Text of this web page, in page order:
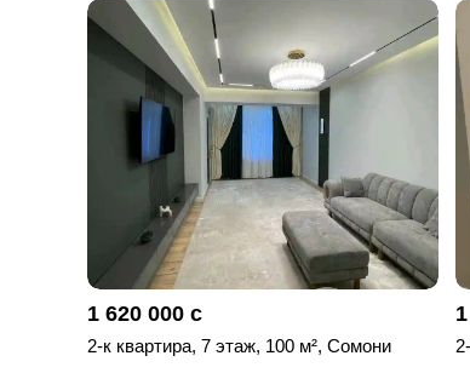
1 620 000 с
2-к квартира, 7 этаж, 100 м², Сомони